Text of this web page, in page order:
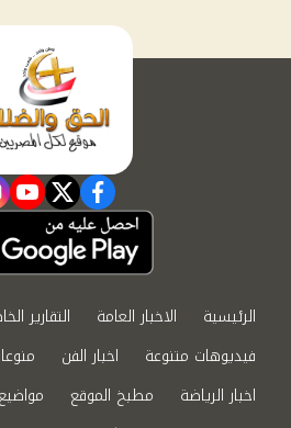
facebook
twitter
الرئيسية الاخبار العامة التقارير
فيديوهات متنوعة
اخبار الفن
اخبار الرياضة
مطبخ الموقع